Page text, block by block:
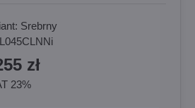
Srebrny
L045CLNNi
zł
23%